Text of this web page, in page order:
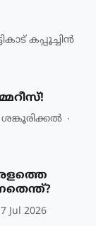
കപ്പൂച്ചിൻ
ശങ്കൂരിക്കല്‍
Jul 2026